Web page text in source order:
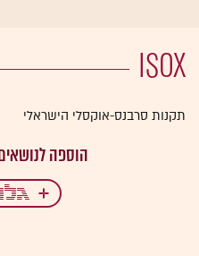
תקנות סרבנס-אוקסלי הישראלי